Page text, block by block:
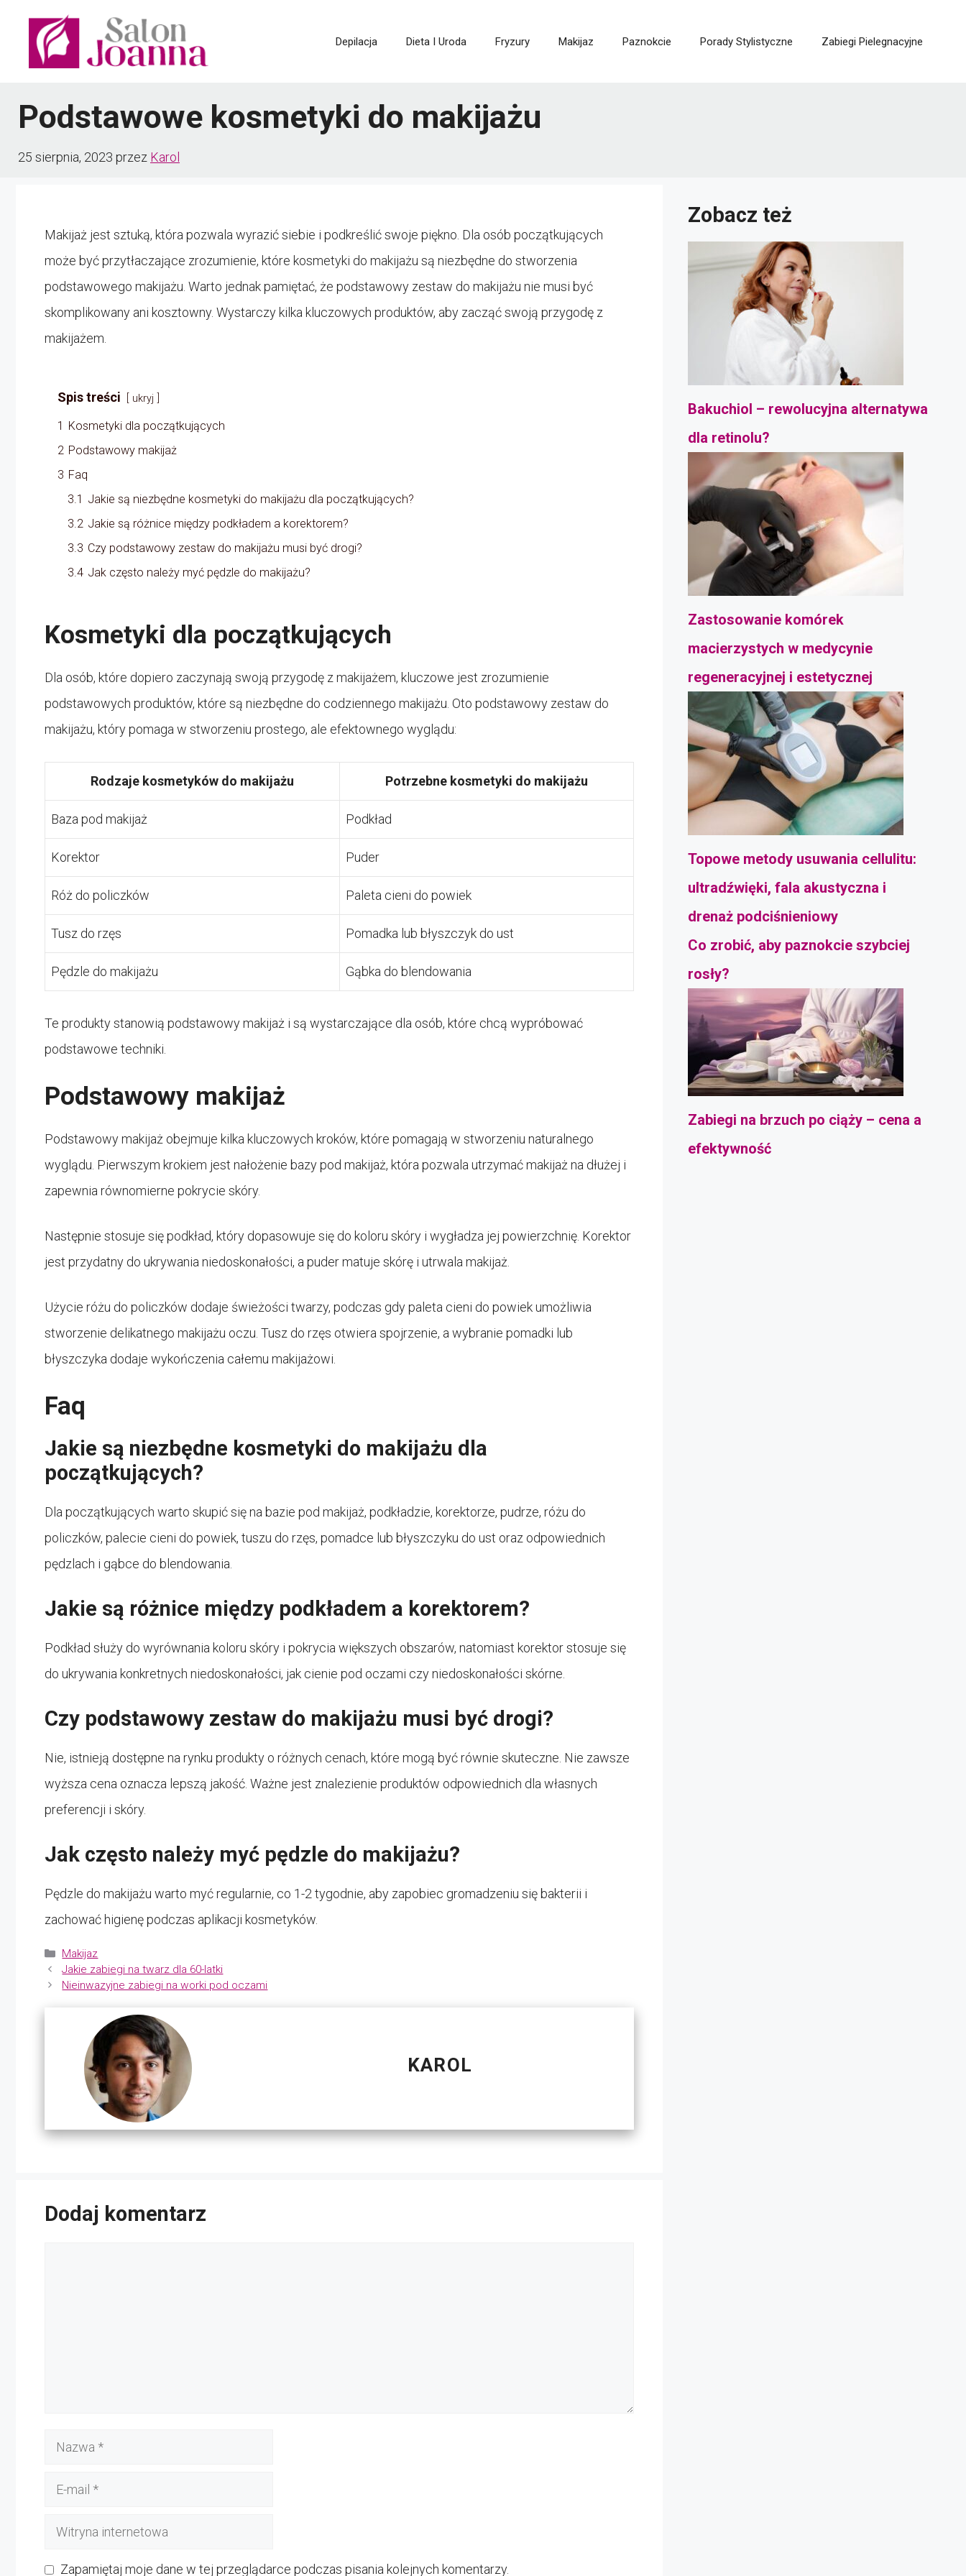
Depilacja Dieta I Uroda Fryzury Makijaz Paznokcie Porady Stylistyczne Zabiegi Pielegnacyjne
Podstawowe kosmetyki do makijażu
25 sierpnia, 2023 przez Karol
Makijaż jest sztuką, która pozwala wyrazić siebie i podkreślić swoje piękno. Dla osób początkujących
może być przytłaczające zrozumienie, które kosmetyki do makijażu są niezbędne do stworzenia
podstawowego makijażu. Warto jednak pamiętać, że podstawowy zestaw do makijażu nie musi być
skomplikowany ani kosztowny. Wystarczy kilka kluczowych produktów, aby zacząć swoją przygodę z
makijażem.
Spis treści ukryj
1 Kosmetyki dla początkujących
2 Podstawowy makijaż
3 Faq
3.1 Jakie są niezbędne kosmetyki do makijażu dla początkujących?
3.2 Jakie są różnice między podkładem a korektorem?
3.3 Czy podstawowy zestaw do makijażu musi być drogi?
3.4 Jak często należy myć pędzle do makijażu?
Kosmetyki dla początkujących
Dla osób, które dopiero zaczynają swoją przygodę z makijażem, kluczowe jest zrozumienie
podstawowych produktów, które są niezbędne do codziennego makijażu. Oto podstawowy zestaw do
makijażu, który pomaga w stworzeniu prostego, ale efektownego wyglądu:
Rodzaje kosmetyków do makijażu Potrzebne kosmetyki do makijażu
Baza pod makijaż Podkład
Korektor Puder
Róż do policzków Paleta cieni do powiek
Tusz do rzęs Pomadka lub błyszczyk do ust
Pędzle do makijażu Gąbka do blendowania
Te produkty stanowią podstawowy makijaż i są wystarczające dla osób, które chcą wypróbować
podstawowe techniki.
Podstawowy makijaż
Podstawowy makijaż obejmuje kilka kluczowych kroków, które pomagają w stworzeniu naturalnego
wyglądu. Pierwszym krokiem jest nałożenie bazy pod makijaż, która pozwala utrzymać makijaż na dłużej i
zapewnia równomierne pokrycie skóry.
Następnie stosuje się podkład, który dopasowuje się do koloru skóry i wygładza jej powierzchnię. Korektor
jest przydatny do ukrywania niedoskonałości, a puder matuje skórę i utrwala makijaż.
Użycie różu do policzków dodaje świeżości twarzy, podczas gdy paleta cieni do powiek umożliwia
stworzenie delikatnego makijażu oczu. Tusz do rzęs otwiera spojrzenie, a wybranie pomadki lub
błyszczyka dodaje wykończenia całemu makijażowi.
Faq
Jakie są niezbędne kosmetyki do makijażu dla
początkujących?
Dla początkujących warto skupić się na bazie pod makijaż, podkładzie, korektorze, pudrze, różu do
policzków, palecie cieni do powiek, tuszu do rzęs, pomadce lub błyszczyku do ust oraz odpowiednich
pędzlach i gąbce do blendowania.
Jakie są różnice między podkładem a korektorem?
Podkład służy do wyrównania koloru skóry i pokrycia większych obszarów, natomiast korektor stosuje się
do ukrywania konkretnych niedoskonałości, jak cienie pod oczami czy niedoskonałości skórne.
Czy podstawowy zestaw do makijażu musi być drogi?
Nie, istnieją dostępne na rynku produkty o różnych cenach, które mogą być równie skuteczne. Nie zawsze
wyższa cena oznacza lepszą jakość. Ważne jest znalezienie produktów odpowiednich dla własnych
preferencji i skóry.
Jak często należy myć pędzle do makijażu?
Pędzle do makijażu warto myć regularnie, co 1-2 tygodnie, aby zapobiec gromadzeniu się bakterii i
zachować higienę podczas aplikacji kosmetyków.
Kategorie
Makijaz
Jakie zabiegi na twarz dla 60-latki
Nieinwazyjne zabiegi na worki pod oczami
KAROL
Dodaj komentarz
Nazwa
Witryna
Zapamiętaj moje dane w tej przeglądarce podczas pisania kolejnych komentarzy.
Zobacz też
Bakuchiol – rewolucyjna alternatywa
dla retinolu?
Zastosowanie komórek
macierzystych w medycynie
regeneracyjnej i estetycznej
Topowe metody usuwania cellulitu:
ultradźwięki, fala akustyczna i
drenaż podciśnieniowy
Co zrobić, aby paznokcie szybciej
rosły?
Zabiegi na brzuch po ciąży – cena a
efektywność